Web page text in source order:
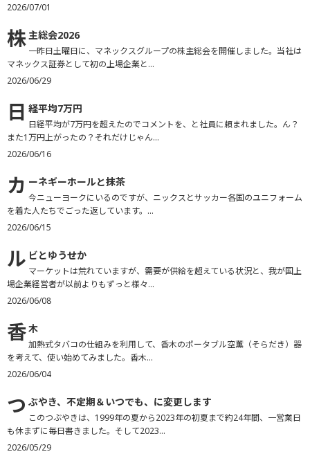
2026/07/01
株主総会2026
一昨日土曜日に、マネックスグループの株主総会を開催しました。当社は
マネックス証券として初の上場企業と...
2026/06/29
日 経平均7万円
日経平均が7万円を超えたのでコメントを、と社員に頼まれました。ん？
また1万円上がったの？それだけじゃん...
2026/06/16
カ ーネギーホールと抹茶
今ニューヨークにいるのですが、ニックスとサッカー各国のユニフォーム
を着た人たちでごった返しています。...
2026/06/15
ル ビとゆうせか
マーケットは荒れていますが、需要が供給を超えている状況と、我が国上
場企業経営者が以前よりもずっと様々...
2026/06/08
香木
加熱式タバコの仕組みを利用して、香木のポータブル空薫（そらだき）器
を考えて、使い始めてみました。香木...
2026/06/04
つ ぶやき、不定期＆いつでも、に変更します
このつぶやきは、1999年の夏から2023年の初夏まで約24年間、一営業日
も休まずに毎日書きました。そして2023...
2026/05/29